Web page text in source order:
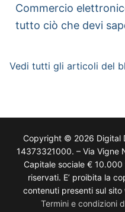
Commercio
tutto ciò che devi
Vedi tutti gli articoli del
Copyright © 2026 Digital
14373321000. – Via Vigne
Capitale sociale €
riservati. E’ proibita la
contenuti presenti sul sito
Termini e condizioni